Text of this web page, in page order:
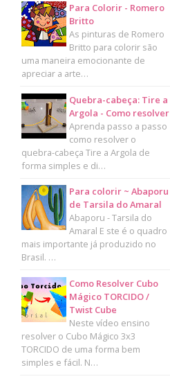
Para Colorir - Romero
Britto
As pinturas de Romero
Britto para colorir são
uma maneira emocionante de
apreciar a arte…
Quebra-cabeça: Tire a
Argola - Como resolver
Aprenda passo a passo
como resolver o
quebra-cabeça Tire a Argola de
forma simples e di…
Para colorir ~ Abaporu
de Tarsila do Amaral
Abaporu - Tarsila do
Amaral E ste é o quadro
mais importante já produzido no
Brasil. …
Como Resolver Cubo
Mágico TORCIDO /
Twist Cube
Neste vídeo ensino
resolver o Cubo Mágico 3x3
TORCIDO de uma forma bem
simples e fácil. N…